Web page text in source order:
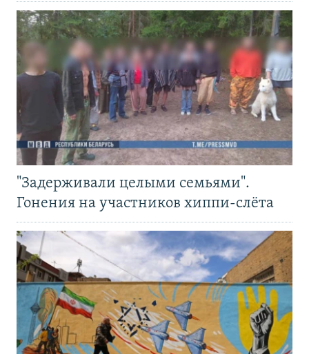
"Задерживали целыми семьями".
Гонения на участников хиппи-слёта